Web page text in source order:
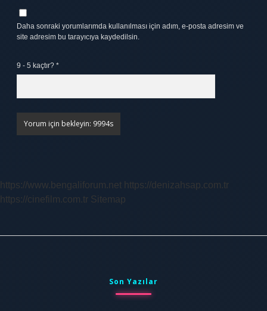
Daha sonraki yorumlarımda kullanılması için adım, e-posta adresim ve
site adresim bu tarayıcıya kaydedilsin.
9 - 5 kaçtır? *
https://www.bengaliforum.net https://denizahsap.com.tr
https://cinefilm.com.tr Sitemap
Son Yazılar